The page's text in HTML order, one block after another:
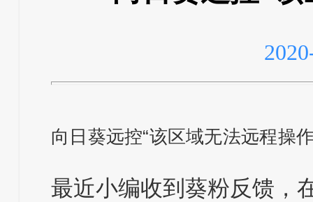
向日葵远控“该区域无法远程操
最近小编收到葵粉反馈，